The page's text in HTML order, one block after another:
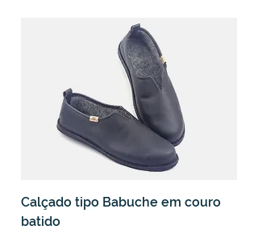
Calçado tipo Babuche em couro
batido